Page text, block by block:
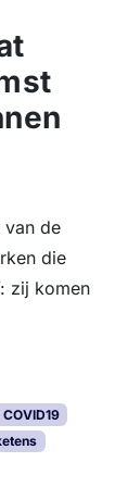
van de
die
zij komen
COVID19